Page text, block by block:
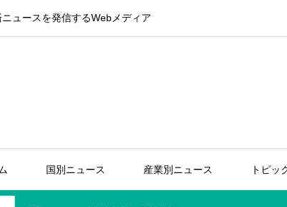
ュースを発信するWebメディア
国別ニュース 産業別ニュース トピッ